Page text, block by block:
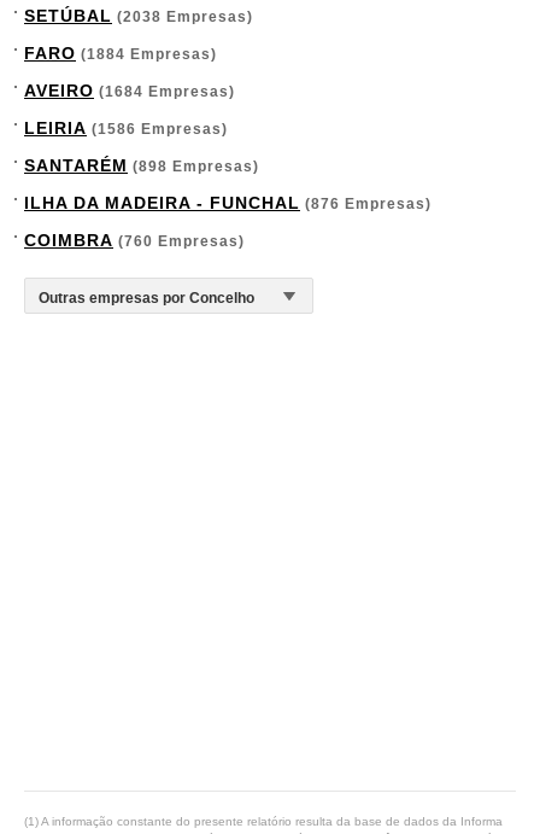
SETÚBAL (2038 Empresas)
FARO (1884 Empresas)
AVEIRO (1684 Empresas)
LEIRIA (1586 Empresas)
SANTARÉM (898 Empresas)
ILHA DA MADEIRA - FUNCHAL (876 Empresas)
COIMBRA (760 Empresas)
(1) A informação constante do presente relatório resulta da base de dados da Informa